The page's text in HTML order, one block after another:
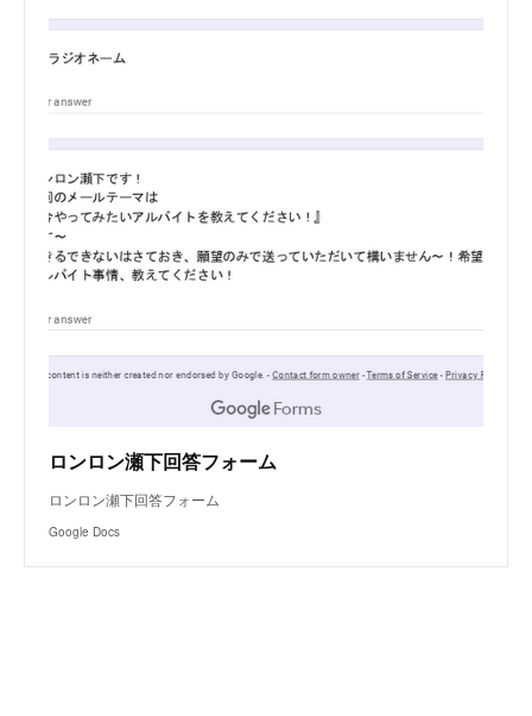
ロンロン瀬下回答フォーム
ロンロン瀬下回答フォーム
Google Docs